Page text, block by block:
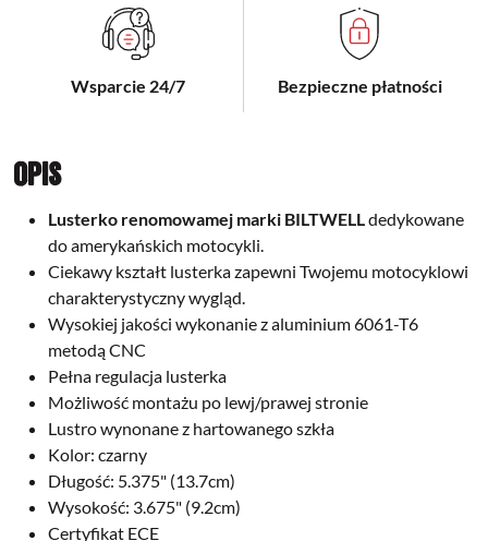
Wsparcie 24/7 Bezpieczne płatności
Opis
Lusterko renomowamej marki BILTWELLdedykowane
do amerykańskich motocykli.
Ciekawy kształt lusterka zapewni Twojemu motocyklowi
charakterystyczny wygląd.
Wysokiej jakości wykonanie z aluminium 6061-T6
metodą CNC
Pełna regulacja lusterka
Możliwość montażu po lewj/prawej stronie
Lustro wynonane z hartowanego szkła
Kolor: czarny
Długość: 5.375" (13.7cm)
Wysokość: 3.675" (9.2cm)
Certyfikat ECE